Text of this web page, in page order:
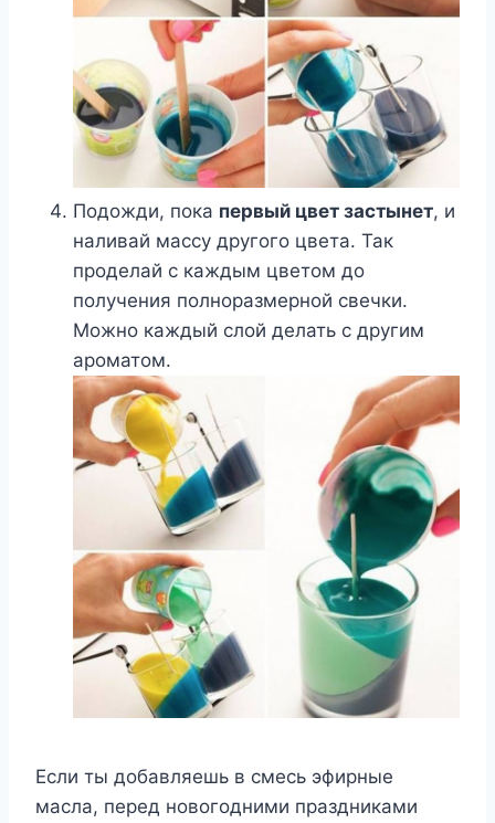
Подожди, пока первый цвет застынет, и
наливай массу другого цвета. Так
проделай с каждым цветом до
получения полноразмерной свечки.
Можно каждый слой делать с другим
ароматом.
Если ты добавляешь в смесь эфирные
масла, перед новогодними праздниками